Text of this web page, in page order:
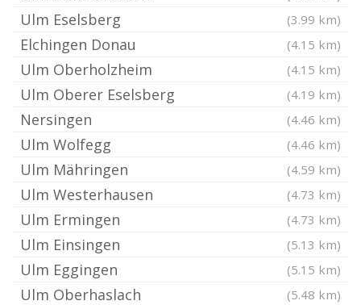
Ulm Eselsberg (3.99 km)
Elchingen Donau (4.15 km)
Ulm Oberholzheim (4.15 km)
Ulm Oberer Eselsberg (4.19 km)
Nersingen (4.46 km)
Ulm Wolfegg (4.46 km)
Ulm Mähringen (4.59 km)
Ulm Westerhausen (4.73 km)
Ulm Ermingen (4.73 km)
Ulm Einsingen (5.13 km)
Ulm Eggingen (5.15 km)
Ulm Oberhaslach (5.48 km)